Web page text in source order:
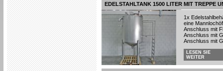
EDELSTAHLTANK 1500 LITER MIT TREPPE
1x
eine
Anschluss mit
Anschluss mit
Anschluss mit
LESEN SIE
WEITER